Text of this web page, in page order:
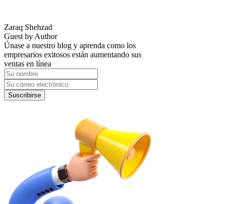
Zaraq Shehzad
Guest by Author
Únase a nuestro blog y aprenda como los
empresarios exitosos están aumentando sus
ventas en línea
Suscribirse